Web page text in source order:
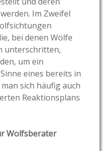
Im Zweifel
bei denen Wölfe
unterschritten,
um ein
eines bereits in
sich häufig auch
Reaktionsplans
Wolfsberater